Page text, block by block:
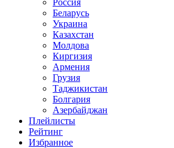
Россия
Беларусь
Украина
Казахстан
Молдова
Киргизия
Армения
Грузия
Таджикистан
Болгария
Азербайджан
Плейлисты
Рейтинг
Избранное